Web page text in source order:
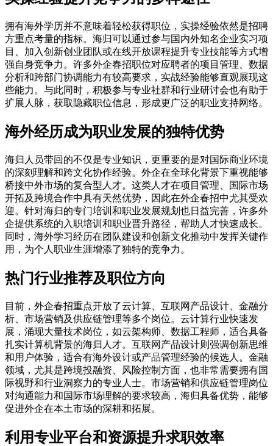
拥有海外学历并不意味着轻松获得职位，实操经验依然是招聘
方重点考量的指标。海归可以通过参与国内外知名企业实习项
目、加入创新创业团队或在线开放课程提升专业技能等方式增
强自身竞争力。许多外企春招职位对应聘者的项目管理、数据
分析和跨部门协调能力有较高要求，实战经验能够直观展现这
些能力。与此同时，积极参与专业社群和行业研讨会也有助于
扩展人脉，获取隐藏职位信息，形成更广泛的职业支持网络。
海外经历成为职业发展的独特优势
海归人员带回的不仅是专业知识，更重要的是对国际商业环境
的深刻理解和跨文化协作经验。外企在全球化背景下重视能够
桥接中外市场的复合型人才。这类人才在项目管理、国际市场
开拓及跨境合作中具有天然优势，因此在外企春招中尤其受欢
迎。针对海归的专门培训和职业发展规划也日益完善，许多外
企提供系统的入职培训和职业晋升路径，帮助人才快速成长。
同时，海外学习经历在团队建设和创新文化推动中发挥关键作
用，为个人职业生涯增添了独特的竞争力。
热门行业推荐及职位方向
目前，外企春招重点开放了云计算、互联网产品设计、金融分
析、市场营销及供应链管理等多个岗位。云计算行业快速发
展，涌现大量技术岗位，如云架构师、数据工程师，适合具备
扎实计算机背景的海归人才。互联网产品设计则强调创新思维
和用户体验，适合有海外设计或产品管理经验的候选人。金融
领域，尤其是跨境投融资、风险控制方面，也非常需要拥有国
际视野和行业洞察力的专业人士。市场营销和供应链管理岗位
对沟通能力和国际市场理解的要求较高，海归具备优势，能够
促进外企在本土市场的深耕和拓展。
利用专业平台和资源提升求职效率